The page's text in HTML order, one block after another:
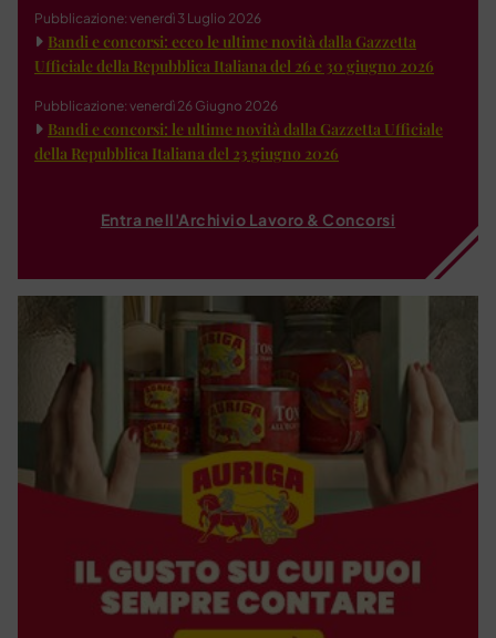
Pubblicazione: venerdì 3 Luglio 2026
Bandi e concorsi: ecco le ultime novità dalla Gazzetta
Ufficiale della Repubblica Italiana del 26 e 30 giugno 2026
Pubblicazione: venerdì 26 Giugno 2026
Bandi e concorsi: le ultime novità dalla Gazzetta Ufficiale
della Repubblica Italiana del 23 giugno 2026
Entra nell'Archivio Lavoro & Concorsi